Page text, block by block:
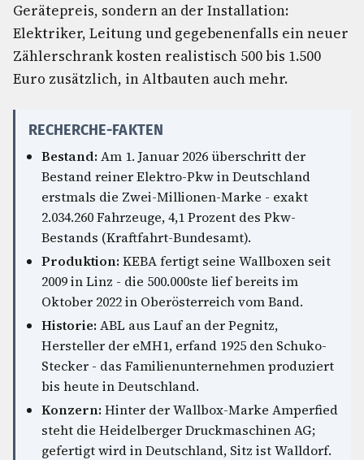
Gerätepreis, sondern an der Installation:
Elektriker, Leitung und gegebenenfalls ein neuer
Zählerschrank kosten realistisch 500 bis 1.500
Euro zusätzlich, in Altbauten auch mehr.
RECHERCHE-FAKTEN
Bestand: Am 1. Januar 2026 überschritt der
Bestand reiner Elektro-Pkw in Deutschland
erstmals die Zwei-Millionen-Marke - exakt
2.034.260 Fahrzeuge, 4,1 Prozent des Pkw-
Bestands (Kraftfahrt-Bundesamt).
Produktion: KEBA fertigt seine Wallboxen seit
2009 in Linz - die 500.000ste lief bereits im
Oktober 2022 in Oberösterreich vom Band.
Historie: ABL aus Lauf an der Pegnitz,
Hersteller der eMH1, erfand 1925 den Schuko-
Stecker - das Familienunternehmen produziert
bis heute in Deutschland.
Konzern: Hinter der Wallbox-Marke Amperfied
steht die Heidelberger Druckmaschinen AG;
gefertigt wird in Deutschland, Sitz ist Walldorf.